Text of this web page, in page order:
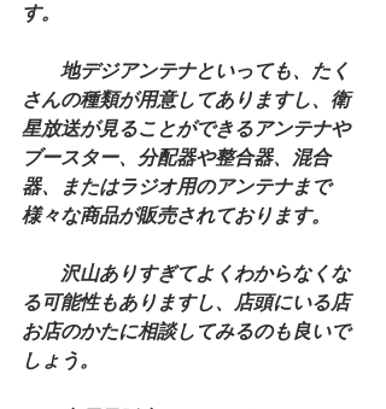
す。
地デジアンテナといっても、たく
さんの種類が用意してありますし、衛
星放送が見ることができるアンテナや
ブースター、分配器や整合器、混合
器、またはラジオ用のアンテナまで
様々な商品が販売されております。
沢山ありすぎてよくわからなくな
る可能性もありますし、店頭にいる店
お店のかたに相談してみるのも良いで
しょう。